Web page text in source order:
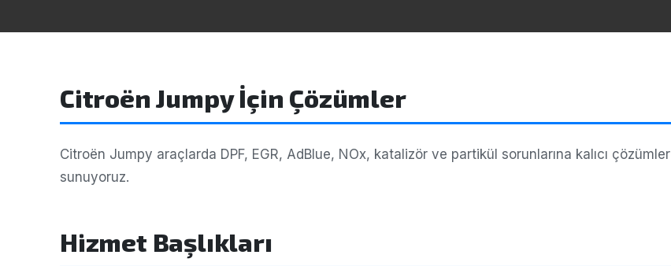
Citroën Jumpy İçin Çözümler
Citroën Jumpy araçlarda DPF, EGR, AdBlue, NOx, katalizör ve partikül sorunlarına kalıcı çözümler
sunuyoruz.
Hizmet Başlıkları